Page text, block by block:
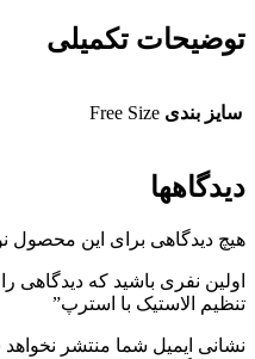
توضیحات تکمیلی
سایز بندی Free Size
دیدگاهها
هیچ دیدگاهی برای این محصول
اولین نفری باشید که دیدگاهی
تنظیم الاستیک با استرپ”
نشانی ایمیل شما منتشر